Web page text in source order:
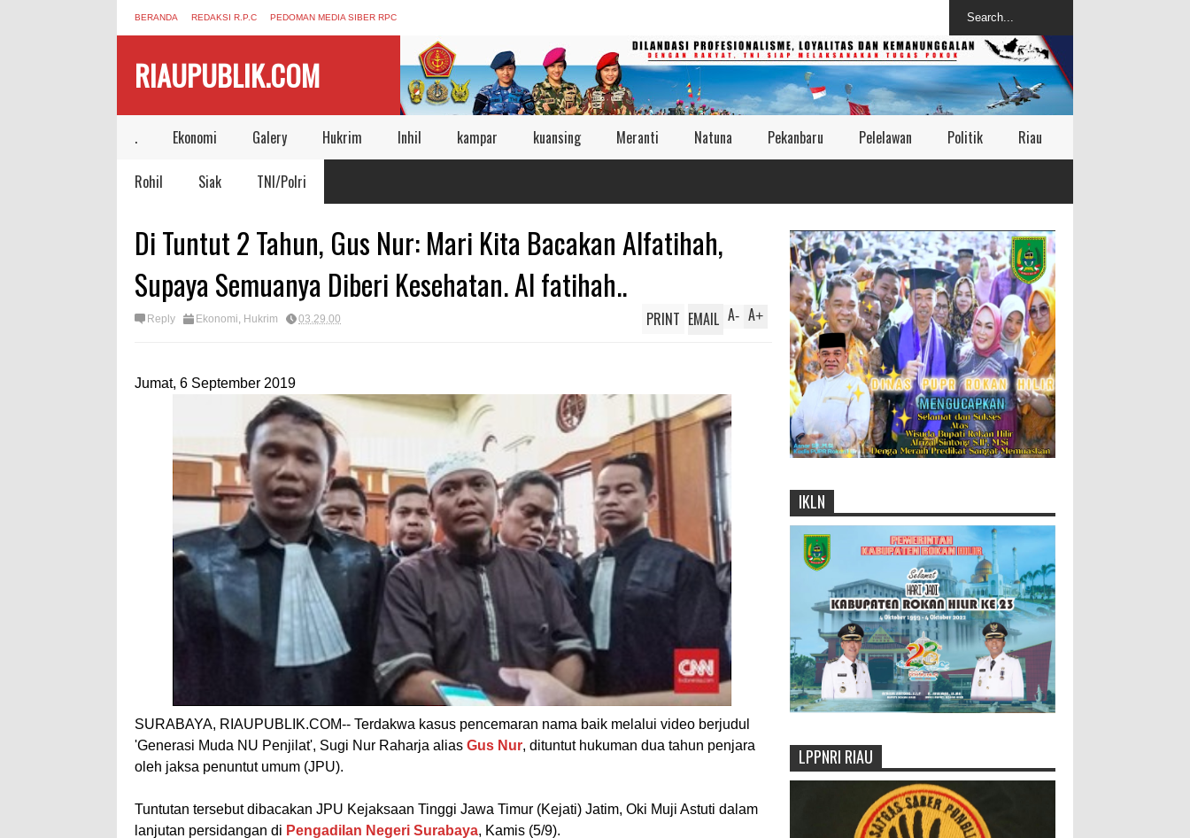
BERANDA REDAKSI R.P.C PEDOMAN MEDIA SIBER RPC
RIAUPUBLIK.COM
. Ekonomi Galery Hukrim Inhil kampar kuansing Meranti Natuna Pekanbaru Pelelawan Politik Riau
Rohil Siak TNI/Polri
Di Tuntut 2 Tahun, Gus Nur: Mari Kita Bacakan Alfatihah,
Supaya Semuanya Diberi Kesehatan. Al fatihah..
Reply Ekonomi, Hukrim 03.29.00 A+
A-
PRINT EMAIL
Jumat, 6 September 2019
SURABAYA, RIAUPUBLIK.COM-- Terdakwa kasus pencemaran nama baik melalui video berjudul
'Generasi Muda NU Penjilat', Sugi Nur Raharja alias Gus Nur, dituntut hukuman dua tahun penjara
oleh jaksa penuntut umum (JPU).
Tuntutan tersebut dibacakan JPU Kejaksaan Tinggi Jawa Timur (Kejati) Jatim, Oki Muji Astuti dalam
lanjutan persidangan di Pengadilan Negeri Surabaya, Kamis (5/9).
IKLN
LPPNRI RIAU